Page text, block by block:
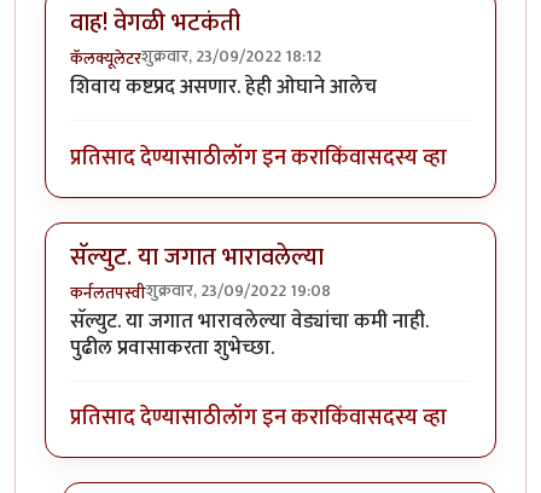
वाह! वेगळी भटकंती
कॅलक्यूलेटरशुक्रवार, 23/09/2022 18:12
शिवाय कष्टप्रद असणार. हेही ओघाने आलेच
प्रतिसाद देण्यासाठीलॉग इन कराकिंवासदस्य व्हा
सॅल्युट. या जगात भारावलेल्या
कर्नलतपस्वीशुक्रवार, 23/09/2022 19:08
सॅल्युट. या जगात भारावलेल्या वेड्यांचा कमी नाही.
पुढील प्रवासाकरता शुभेच्छा.
प्रतिसाद देण्यासाठीलॉग इन कराकिंवासदस्य व्हा